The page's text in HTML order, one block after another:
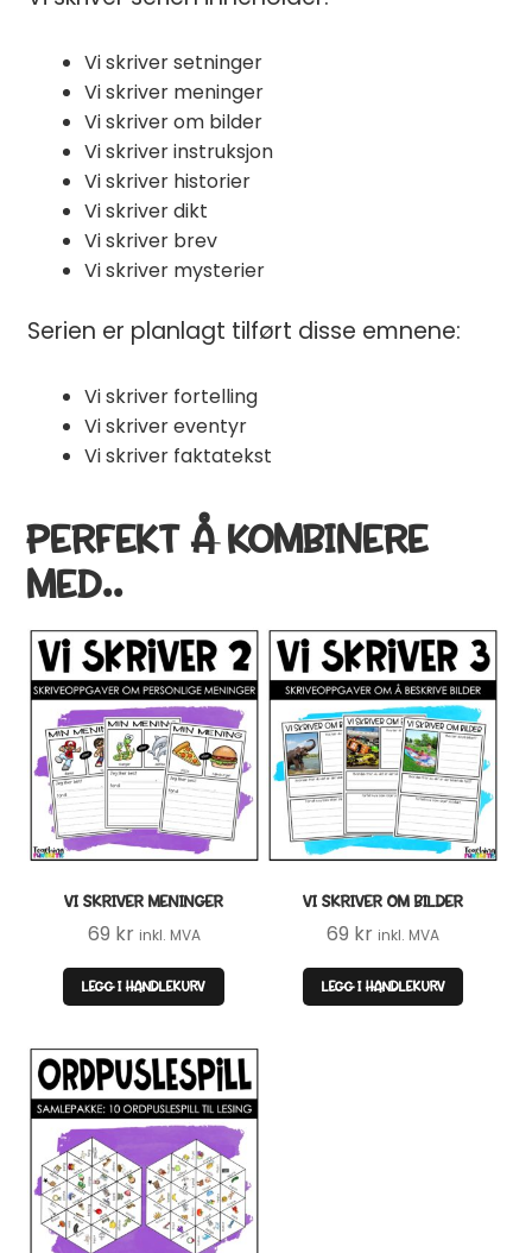
Vi skriver setninger
Vi skriver meninger
Vi skriver om bilder
Vi skriver instruksjon
Vi skriver historier
Vi skriver dikt
Vi skriver brev
Vi skriver mysterier
Serien er planlagt tilført disse emnene:
Vi skriver fortelling
Vi skriver eventyr
Vi skriver faktatekst
PERFEKT Å KOMBINERE
MED..
VI SKRIVER MENINGER
69 kr inkl. MVA
LEGG I HANDLEKURV
VI SKRIVER OM BILDER
69 kr inkl. MVA
LEGG I HANDLEKURV
EN GOD START PÅ
SKOLEÅRET
Få en gratis spillpakke
med 15
læringsspill (verdi 99 kr)
undervisningsmateriell rett i innboksen
Email
JA, TAKK
FUNtastic. Du kan melde deg av når som helst.